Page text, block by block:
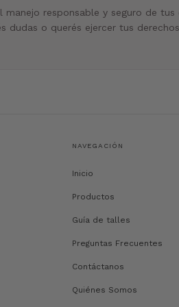
manejo responsable y seguro de
dudas o querés ejercer tus
NAVEGACIÓN
Inicio
Productos
Guía de talles
Preguntas Frecuentes
Contáctanos
Quiénes Somos